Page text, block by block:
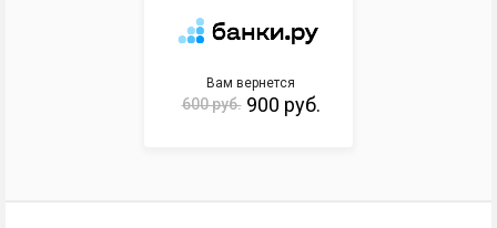
Вам вернется
600 руб. 900 руб.